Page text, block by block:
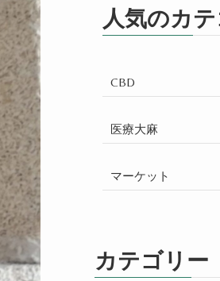
人気のカ
CBD
医療大麻
マーケット
カテゴリー